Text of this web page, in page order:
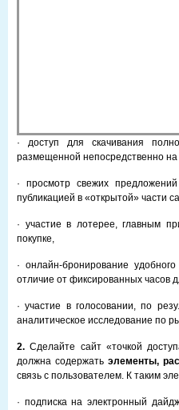
· доступ для скачивания
размещенной непосредственно на
· просмотр свежих
публикацией в «открытой» части
· участие в лотерее, главным
покупке,
· онлайн-бронирование
отличие от фиксированных часов
· участие в голосовании, по
аналитическое исследование по
2. Сделайте сайт «точкой
должна содержать элементы,
связь с пользователем. К таким
· подписка на электронный